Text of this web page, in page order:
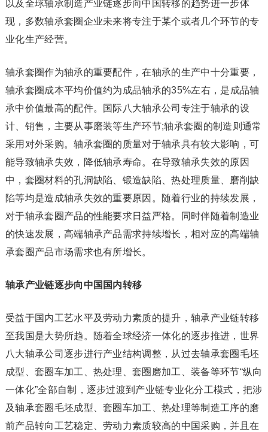
以及全球轴承制造产业链逐步向中国转移的趋势进一步体
现，多数轴承套圈企业未来将专注于某个或者几个环节的专
业化生产经营。
轴承套圈作为轴承的重要配件，在轴承的生产中十分重要，
轴承套圈成本平均价值约为成品轴承的35%左右，是成品轴
承中价值最高的配件。国际八大轴承公司专注于轴承的设
计、销售，主要从事磨装等生产环节;轴承套圈的制造则通常
采用对外采购。轴承套圈的质量对于轴承具有较大影响，可
能导致轴承失效，降低轴承寿命。在导致轴承失效的原因
中，套圈材料的孔洞缺陷、锻造缺陷、热处理质量、磨削缺
陷等均是造成轴承失效的重要原因。随着行业的持续发展，
对于轴承套圈产品的性能要求日益严格。同时伴随着制造业
的快速发展，高端轴承产品需求持续增长，相对应的高端轴
承套圈产品市场需求也有所增长。
轴承产业链逐步向中国国内转移
受益于国内工艺水平及劳动力素质的提升，轴承产业链转移
至我国是大势所趋。随着全球经济一体化的逐步推进，世界
八大轴承公司逐步进行产业结构调整，从过去轴承套圈毛坯
成型、套圈车加工、热处理、套圈磨加工、装备等环节“纵向
一体化”全部自制，逐步过渡到产业链专业化分工模式，把涉
及轴承套圈毛坯成型、套圈车加工、热处理等制造工序的磨
前产品转向工艺稳定、劳动力素质较高的中国采购，并且在